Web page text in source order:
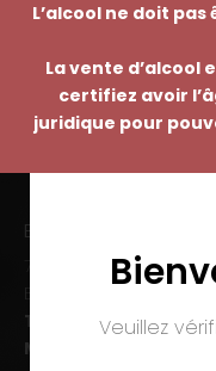
L’alcool ne doit
La vente d’alcool
certifiez avoir
juridique pour
Veuillez
EMMANUEL NASTI
7 avenue Pierre
Tél. :
03 89 46 50 35
Mail :